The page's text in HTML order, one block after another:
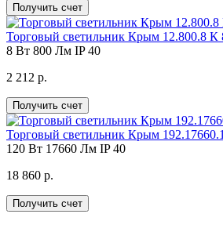
Получить счет
Торговый светильник Крым 12.800.8 К
8 Вт 800 Лм IP 40
2 212 р.
Получить счет
Торговый светильник Крым
120 Вт 17660 Лм IP 40
18 860 р.
Получить счет